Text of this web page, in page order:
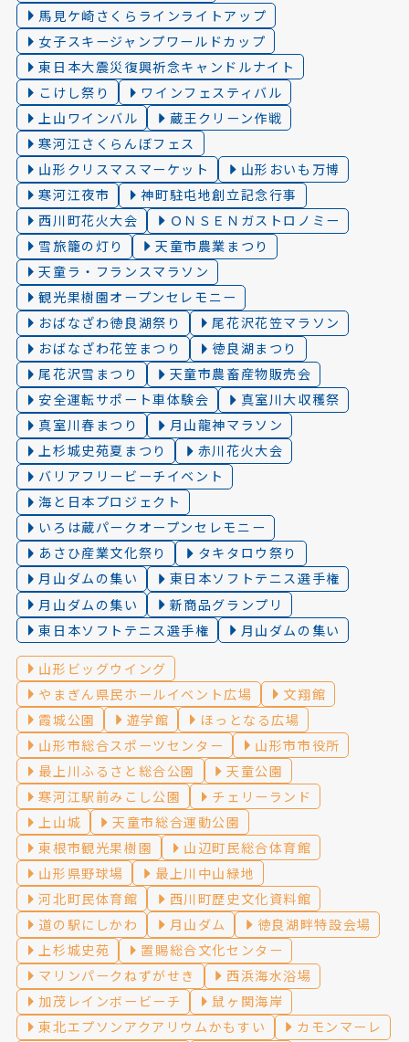
馬見ケ崎さくらラインライトアップ
女子スキージャンプワールドカップ
東日本大震災復興祈念キャンドルナイト
こけし祭り
ワインフェスティバル
上山ワインバル
蔵王クリーン作戦
寒河江さくらんぼフェス
山形クリスマスマーケット
山形おいも万博
寒河江夜市
神町駐屯地創立記念行事
西川町花火大会
ＯＮＳＥＮガストロノミー
雪旅籠の灯り️
天童市農業まつり
天童ラ・フランスマラソン
観光果樹園オープンセレモニー
おばなざわ徳良湖祭り
尾花沢花笠マラソン
おばなざわ花笠まつり
徳良湖まつり
尾花沢雪まつり
天童市農畜産物販売会
安全運転サポート車体験会
真室川大収穫祭
真室川春まつり
月山龍神マラソン
上杉城史苑夏まつり
赤川花火大会
バリアフリービーチイベント
海と日本プロジェクト
いろは蔵パークオープンセレモニー
あさひ産業文化祭り
タキタロウ祭り
月山ダムの集い
東日本ソフトテニス選手権
月山ダムの集い
新商品グランプリ
東日本ソフトテニス選手権
月山ダムの集い
山形ビッグウイング
やまぎん県民ホールイベント広場
文翔館
霞城公園
遊学館
ほっとなる広場
山形市総合スポーツセンター
山形市市役所
最上川ふるさと総合公園
天童公園
寒河江駅前みこし公園
チェリーランド
上山城
天童市総合運動公園
東根市観光果樹園
山辺町民総合体育館
山形県野球場
最上川中山緑地
河北町民体育館
西川町歴史文化資料館
道の駅にしかわ
月山ダム
徳良湖畔特設会場
上杉城史苑
置賜総合文化センター
マリンパークねずがせき
西浜海水浴場
加茂レインボービーチ
鼠ヶ関海岸
東北エプソンアクアリウムかもすい
カモンマーレ